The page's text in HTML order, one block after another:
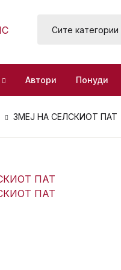
Автори Понуди
ЗМЕЈ НА СЕЛСКИОТ ПАТ